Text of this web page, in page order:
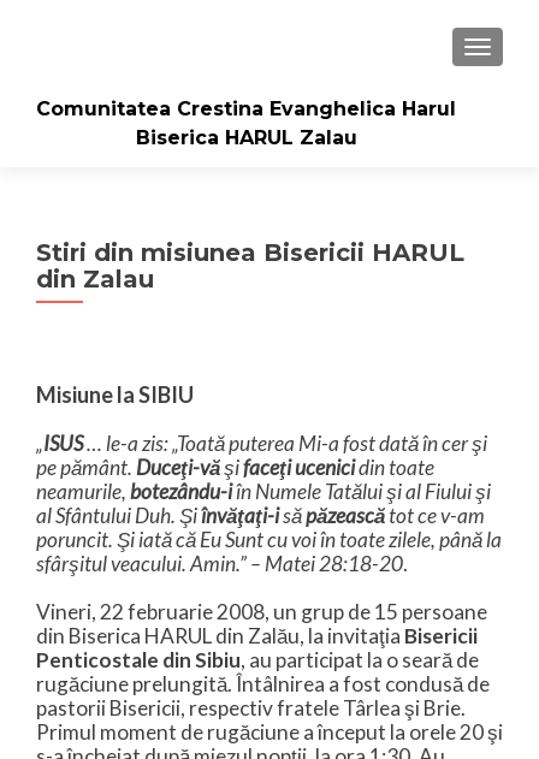
Comunitatea Crestina Evanghelica Harul
Biserica HARUL Zalau
Stiri din misiunea Bisericii HARUL
din Zalau
Misiune la SIBIU
„ISUS… le-a zis: „Toată puterea Mi-a fost dată în cer şi
pe pământ. Duceţi-văşifaceţi ucenicidin toate
neamurile,botezându-iîn Numele Tatălui şi al Fiului şi
al Sfântului Duh. Şiînvăţaţi-isăpăzeascătot ce v-am
poruncit. Şi iată că Eu Sunt cu voi în toate zilele, până la
sfârşitul veacului. Amin.” – Matei 28:18-20.
Vineri, 22 februarie 2008, un grup de 15 persoane
din Biserica HARUL din Zalău, la invitaţia Bisericii
Penticostale din Sibiu, au participat la o seară de
rugăciune prelungită. Întâlnirea a fost condusă de
pastorii Bisericii, respectiv fratele Târlea şi Brie.
Primul moment de rugăciune a început la orele 20 şi